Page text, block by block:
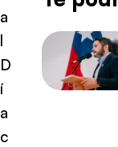
a
l
D
í
a
c